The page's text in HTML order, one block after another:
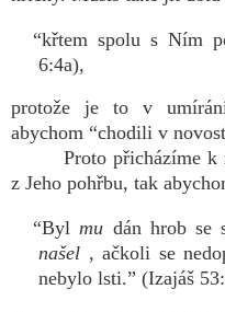
“křtem spolu s Ním
6:4a),
protože je to v
abychom “chodili v
Proto přicházíme k
z Jeho pohřbu, tak
“Bylmu dán hrob se
našel , ačkoli se
nebylo lsti.” (Izajáš